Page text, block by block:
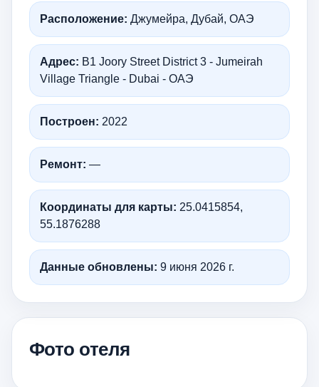
Расположение: Джумейра, Дубай, ОАЭ
Адрес: B1 Joory Street District 3 - Jumeirah
Village Triangle - Dubai - ОАЭ
Построен: 2022
Ремонт: —
Координаты для карты: 25.0415854,
55.1876288
Данные обновлены: 9 июня 2026 г.
Фото отеля